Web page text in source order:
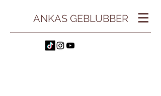
ANKAS GEBLUBBER